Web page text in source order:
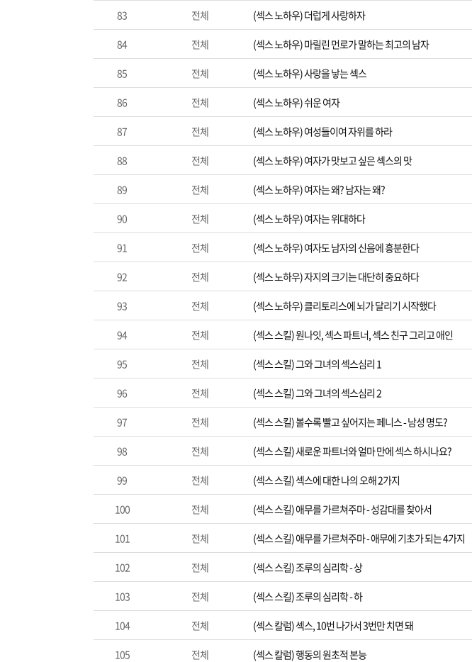
83 전체 (섹스 노하우) 더럽게 사랑하자
84 전체 (섹스 노하우) 마릴린 먼로가 말하는 최고의 남자
85 전체 (섹스 노하우) 사랑을 낳는 섹스
86 전체 (섹스 노하우) 쉬운 여자
87 전체 (섹스 노하우) 여성들이여 자위를 하라
88 전체 (섹스 노하우) 여자가 맛보고 싶은 섹스의 맛
89 전체 (섹스 노하우) 여자는 왜? 남자는 왜?
90 전체 (섹스 노하우) 여자는 위대하다
91 전체 (섹스 노하우) 여자도 남자의 신음에 흥분한다
92 전체 (섹스 노하우) 자지의 크기는 대단히 중요하다
93 전체 (섹스 노하우) 클리토리스에 뇌가 달리기 시작했다
94 전체 (섹스 스킬) 원나잇, 섹스 파트너, 섹스 친구 그리고 애인
95 전체 (섹스 스킬) 그와 그녀의 섹스심리 1
96 전체 (섹스 스킬) 그와 그녀의 섹스심리 2
97 전체 (섹스 스킬) 볼수록 빨고 싶어지는 페니스 - 남성 명도?
98 전체 (섹스 스킬) 새로운 파트너와 얼마 만에 섹스 하시나요?
99 전체 (섹스 스킬) 섹스에 대한 나의 오해 2가지
100 전체 (섹스 스킬) 애무를 가르쳐주마 - 성감대를 찾아서
101 전체 (섹스 스킬) 애무를 가르쳐주마 - 애무에 기초가 되는 4가지
102 전체 (섹스 스킬) 조루의 심리학 - 상
103 전체 (섹스 스킬) 조루의 심리학 - 하
104 전체 (섹스 칼럼) 섹스, 10번 나가서 3번만 치면 돼
105 전체 (섹스 칼럼) 행동의 원초적 본능